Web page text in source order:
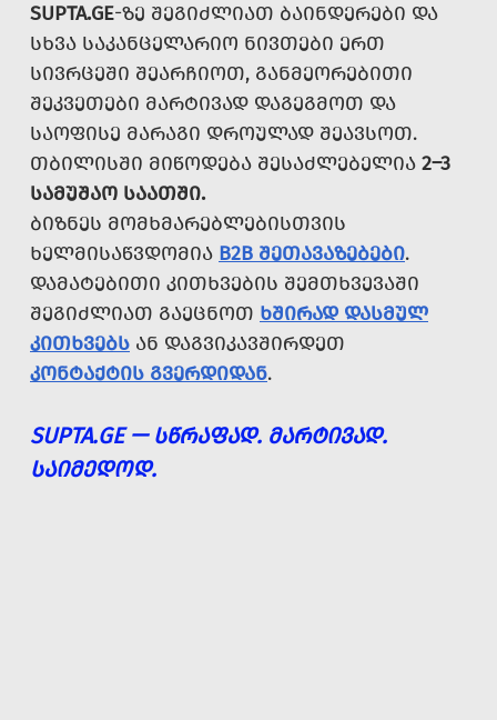
SUPTA.GE-ᲖᲔ ᲨᲔᲒᲘᲫᲚᲘᲐᲗ ᲑᲐᲘᲜᲓᲔᲠᲔᲑᲘ ᲓᲐ
ᲡᲮᲕᲐ ᲡᲐᲙᲐᲜᲪᲔᲚᲐᲠᲘᲝ ᲜᲘᲕᲗᲔᲑᲘ ᲔᲠᲗ
ᲡᲘᲕᲠᲪᲔᲨᲘ ᲨᲔᲐᲠᲩᲘᲝᲗ, ᲒᲐᲜᲛᲔᲝᲠᲔᲑᲘᲗᲘ
ᲨᲔᲙᲕᲔᲗᲔᲑᲘ ᲛᲐᲠᲢᲘᲕᲐᲓ ᲓᲐᲒᲔᲒᲛᲝᲗ ᲓᲐ
ᲡᲐᲝᲤᲘᲡᲔ ᲛᲐᲠᲐᲒᲘ ᲓᲠᲝᲣᲚᲐᲓ ᲨᲔᲐᲕᲡᲝᲗ.
ᲗᲑᲘᲚᲘᲡᲨᲘ ᲛᲘᲬᲝᲓᲔᲑᲐ ᲨᲔᲡᲐᲫᲚᲔᲑᲔᲚᲘᲐ 2–3
ᲡᲐᲛᲣᲨᲐᲝ ᲡᲐᲐᲗᲨᲘ.
ᲑᲘᲖᲜᲔᲡ ᲛᲝᲛᲮᲛᲐᲠᲔᲑᲚᲔᲑᲘᲡᲗᲕᲘᲡ
ᲮᲔᲚᲛᲘᲡᲐᲬᲕᲓᲝᲛᲘᲐ B2B ᲨᲔᲗᲐᲕᲐᲖᲔᲑᲔᲑᲘ.
ᲓᲐᲛᲐᲢᲔᲑᲘᲗᲘ ᲙᲘᲗᲮᲕᲔᲑᲘᲡ ᲨᲔᲛᲗᲮᲕᲔᲕᲐᲨᲘ
ᲨᲔᲒᲘᲫᲚᲘᲐᲗ ᲒᲐᲔᲪᲜᲝᲗ ᲮᲨᲘᲠᲐᲓ ᲓᲐᲡᲛᲣᲚ
ᲙᲘᲗᲮᲕᲔᲑᲡ ᲐᲜ ᲓᲐᲒᲕᲘᲙᲐᲕᲨᲘᲠᲓᲔᲗ
ᲙᲝᲜᲢᲐᲥᲢᲘᲡ ᲒᲕᲔᲠᲓᲘᲓᲐᲜ.
SUPTA.GE — ᲡᲬᲠᲐᲤᲐᲓ. ᲛᲐᲠᲢᲘᲕᲐᲓ.
ᲡᲐᲘᲛᲔᲓᲝᲓ.